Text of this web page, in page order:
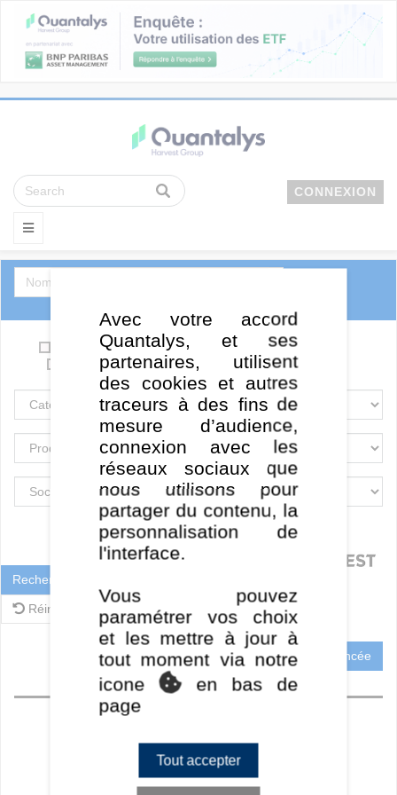
CONNEXION
Support en euro / Eurocroissance
ETF FCPE
Rechercher
Réinitialiser
Recherche Avancée
Accueil
Ratios
Frais
Avec votre accord
Quantalys, et ses
partenaires, utilisent
des cookies et autres
traceurs à des fins de
mesure d’audience,
connexion avec les
réseaux sociaux que
nous utilisons pour
partager du contenu, la
personnalisation de
l'interface.
Vous pouvez
paramétrer vos choix
et les mettre à jour à
tout moment via notre
icone
en bas de
page
Tout accepter